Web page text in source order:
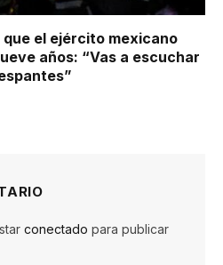
el ejército mexicano
años: “Vas a escuchar
conectado para publicar